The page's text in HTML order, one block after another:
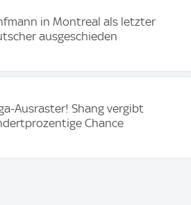
in Montreal als letzter
ausgeschieden
Ausraster! Shang vergibt
Chance